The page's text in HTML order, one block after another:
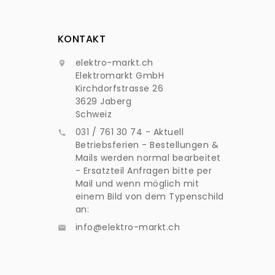
KONTAKT

elektro-markt.ch
Elektromarkt GmbH
Kirchdorfstrasse 26
3629 Jaberg
Schweiz

031 / 761 30 74 - Aktuell
Betriebsferien - Bestellungen &
Mails werden normal bearbeitet
- Ersatzteil Anfragen bitte per
Mail und wenn möglich mit
einem Bild von dem Typenschild
an:
 info@elektro-markt.ch